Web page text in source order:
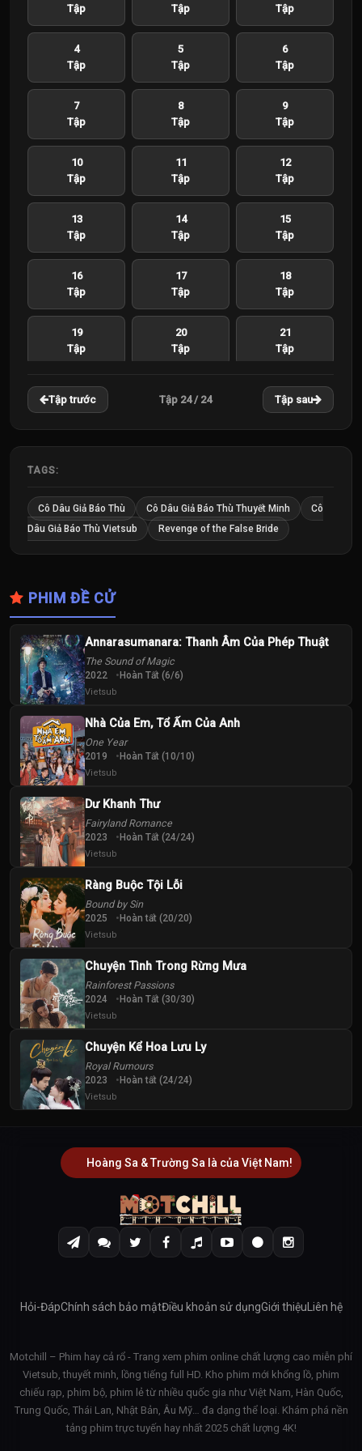
Tập
Tập
Tập
4
Tập
5
Tập
6
Tập
7
Tập
8
Tập
9
Tập
10
Tập
11
Tập
12
Tập
13
Tập
14
Tập
15
Tập
16
Tập
17
Tập
18
Tập
19
Tập
20
Tập
21
Tập
22
Tập
Tập
24
Tập
Tập trước Tập 24 / 24 Tập sau
TAGS:
Cô Dâu Giả Báo Thù Cô Dâu Giả Báo Thù Thuyết Minh
Cô
Dâu Giả Báo Thù Vietsub
Revenge of the False Bride
PHIM ĐỀ CỬ
Annarasumanara: Thanh Âm Của Phép Thuật
The Sound of Magic
2022 Hoàn Tất (6/6)
Vietsub
Nhà Của Em, Tổ Ấm Của Anh
One Year
2019 Hoàn Tất (10/10)
Vietsub
Dư Khanh Thư
Fairyland Romance
2023 Hoàn Tất (24/24)
Vietsub
Ràng Buộc Tội Lỗi
Bound by Sin
2025 Hoàn tất (20/20)
Vietsub
Chuyện Tình Trong Rừng Mưa
Rainforest Passions
2024 Hoàn Tất (30/30)
Vietsub
Chuyện Kể Hoa Lưu Ly
Royal Rumours
2023 Hoàn tất (24/24)
Vietsub
Hoàng Sa & Trường Sa là của Việt Nam!
Hỏi-ĐápChính sách bảo mậtĐiều khoản sử dụngGiới thiệu Liên hệ
Motchill – Phim hay cả rổ - Trang xem phim online chất lượng cao miễn phí
Vietsub, thuyết minh, lồng tiếng full HD. Kho phim mới khổng lồ, phim
chiếu rạp, phim bộ, phim lẻ từ nhiều quốc gia như Việt Nam, Hàn Quốc,
Trung Quốc, Thái Lan, Nhật Bản, Âu Mỹ… đa dạng thể loại. Khám phá nền
tảng phim trực tuyến hay nhất 2025 chất lượng 4K!